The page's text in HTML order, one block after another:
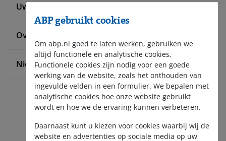
Uw situatie verandert
Over ABP
Nieuws en pers
ABP gebruikt cookies
Om abp.nl goed te laten werken, gebruiken we
altijd functionele en analytische cookies.
Functionele cookies zijn nodig voor een goede
werking van de website, zoals het onthouden van
ingevulde velden in een formulier. We bepalen met
analytische cookies hoe onze website gebruikt
wordt en hoe we de ervaring kunnen verbeteren.
Daarnaast kunt u kiezen voor cookies waarbij wij de
website en advertenties op sociale media op uw